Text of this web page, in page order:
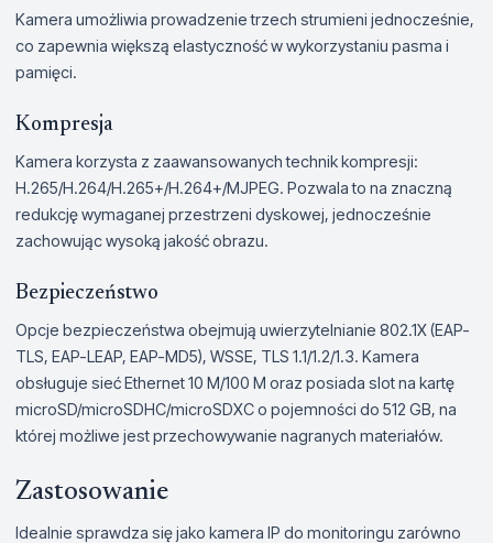
Kamera umożliwia prowadzenie trzech strumieni jednocześnie,
co zapewnia większą elastyczność w wykorzystaniu pasma i
pamięci.
Kompresja
Kamera korzysta z zaawansowanych technik kompresji:
H.265/H.264/H.265+/H.264+/MJPEG. Pozwala to na znaczną
redukcję wymaganej przestrzeni dyskowej, jednocześnie
zachowując wysoką jakość obrazu.
Bezpieczeństwo
Opcje bezpieczeństwa obejmują uwierzytelnianie 802.1X (EAP-
TLS, EAP-LEAP, EAP-MD5), WSSE, TLS 1.1/1.2/1.3. Kamera
obsługuje sieć Ethernet 10 M/100 M oraz posiada slot na kartę
microSD/microSDHC/microSDXC o pojemności do 512 GB, na
której możliwe jest przechowywanie nagranych materiałów.
Zastosowanie
Idealnie sprawdza się jako kamera IP do monitoringu zarówno